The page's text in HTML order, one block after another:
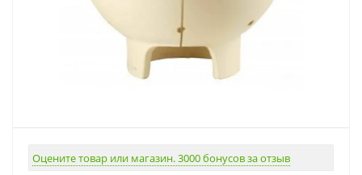
Оцените товар или магазин. 3000 бонусов за отзыв